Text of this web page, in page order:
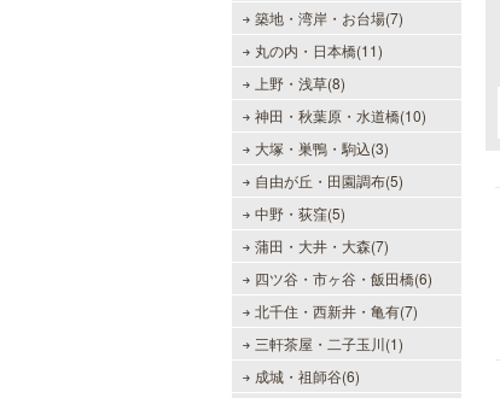
築地・湾岸・お台場(7)
丸の内・日本橋(11)
上野・浅草(8)
神田・秋葉原・水道橋(10)
大塚・巣鴨・駒込(3)
自由が丘・田園調布(5)
中野・荻窪(5)
蒲田・大井・大森(7)
四ツ谷・市ヶ谷・飯田橋(6)
北千住・西新井・亀有(7)
三軒茶屋・二子玉川(1)
成城・祖師谷(6)